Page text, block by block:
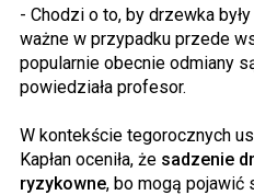
- Chodzi o to, by drzewka
ważne w przypadku przede
popularnie obecnie odmiany
powiedziała profesor.
W kontekście tegorocznych
Kapłan oceniła, że sadzenie
ryzykowne, bo mogą pojawić